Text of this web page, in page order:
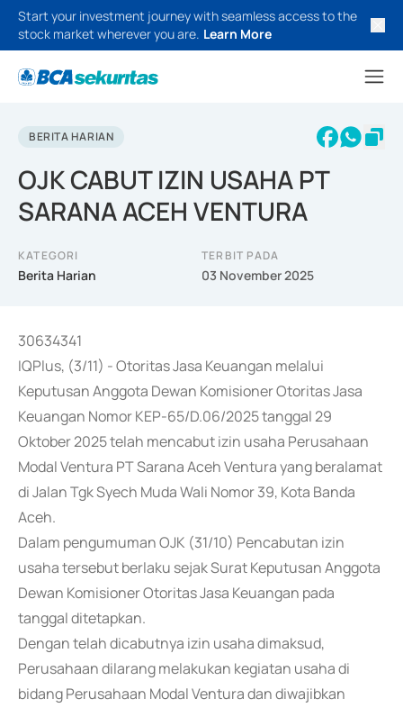
Start your investment journey with seamless access to the
stock market wherever you are. Learn More
BERITA HARIAN
OJK CABUT IZIN USAHA PT
SARANA ACEH VENTURA
KATEGORI
Berita Harian
TERBIT PADA
03 November 2025
30634341
IQPlus, (3/11) - Otoritas Jasa Keuangan melalui
Keputusan Anggota Dewan Komisioner Otoritas Jasa
Keuangan Nomor KEP-65/D.06/2025 tanggal 29
Oktober 2025 telah mencabut izin usaha Perusahaan
Modal Ventura PT Sarana Aceh Ventura yang beralamat
di Jalan Tgk Syech Muda Wali Nomor 39, Kota Banda
Aceh.
Dalam pengumuman OJK (31/10) Pencabutan izin
usaha tersebut berlaku sejak Surat Keputusan Anggota
Dewan Komisioner Otoritas Jasa Keuangan pada
tanggal ditetapkan.
Dengan telah dicabutnya izin usaha dimaksud,
Perusahaan dilarang melakukan kegiatan usaha di
bidang Perusahaan Modal Ventura dan diwajibkan